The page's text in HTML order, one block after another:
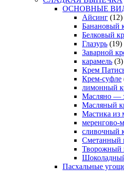
ОСНОВНЫЕ
Айсинг (12)
Банановый
Белковый
Глазурь (19)
Заварной
карамель (3)
Крем
Крем-суфле
лимонный
Масляно —
Масляный
Мастика из
меренгово-
сливочный
Сметанный
Творожный
Пасхальные